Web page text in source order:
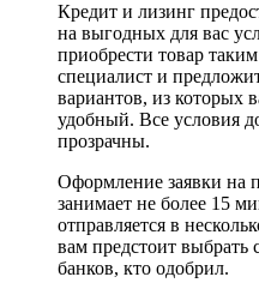
Кредит и лизинг
на выгодных для вас
приобрести товар
специалист и
вариантов, из которых
удобный. Все условия
прозрачны.
Оформление заявки на
занимает не более 15
отправляется в
вам предстоит
банков, кто одобрил.